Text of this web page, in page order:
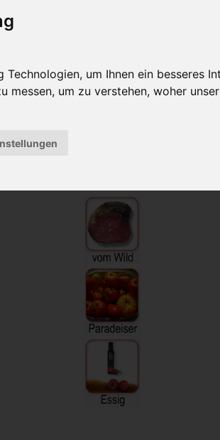
um Ihnen ein besseres
messen, um zu verstehen, woher